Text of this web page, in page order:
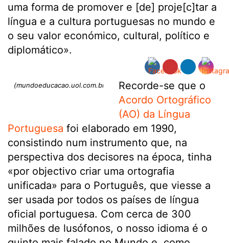
uma forma de promover e [de] proje[c]tar a
língua e a cultura portuguesas no mundo e
o seu valor económico, cultural, político e
diplomático».
(mundoeducacao.uol.com.br)
Recorde-se que o
Acordo Ortográfico
(AO) da Língua
Portuguesa foi elaborado em 1990,
consistindo num instrumento que, na
perspectiva dos decisores na época, tinha
«por objectivo criar uma ortografia
unificada» para o Português, que viesse a
ser usada por todos os países de língua
oficial portuguesa. Com cerca de 300
milhões de lusófonos, o nosso idioma é o